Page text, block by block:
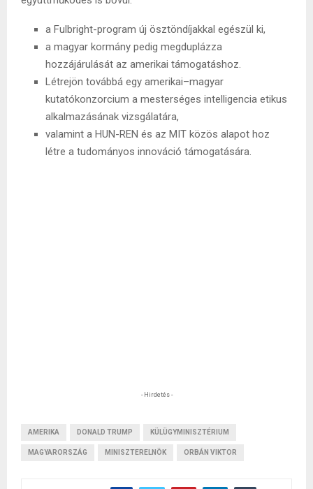
a Fulbright-program új ösztöndíjakkal egészül ki,
a magyar kormány pedig megduplázza
hozzájárulását az amerikai támogatáshoz.
Létrejön továbbá egy amerikai–magyar
kutatókonzorcium a mesterséges intelligencia etikus
alkalmazásának vizsgálatára,
valamint a HUN-REN és az MIT közös alapot hoz
létre a tudományos innováció támogatására.
- Hirdetés -
AMERIKA DONALD TRUMP KÜLÜGYMINISZTÉRIUM
MAGYARORSZÁG MINISZTERELNÖK ORBÁN VIKTOR